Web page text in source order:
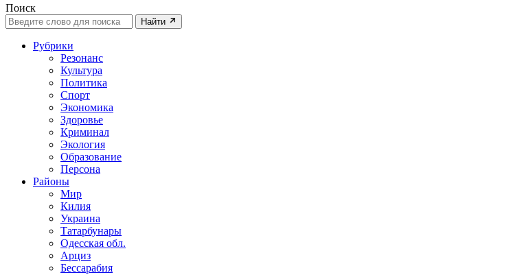
Поиск
Найти
Рубрики
Резонанс
Культура
Политика
Спорт
Экономика
Здоровье
Криминал
Экология
Образование
Персона
Районы
Мир
Килия
Украина
Татарбунары
Одесская обл.
Арциз
Бессарабия